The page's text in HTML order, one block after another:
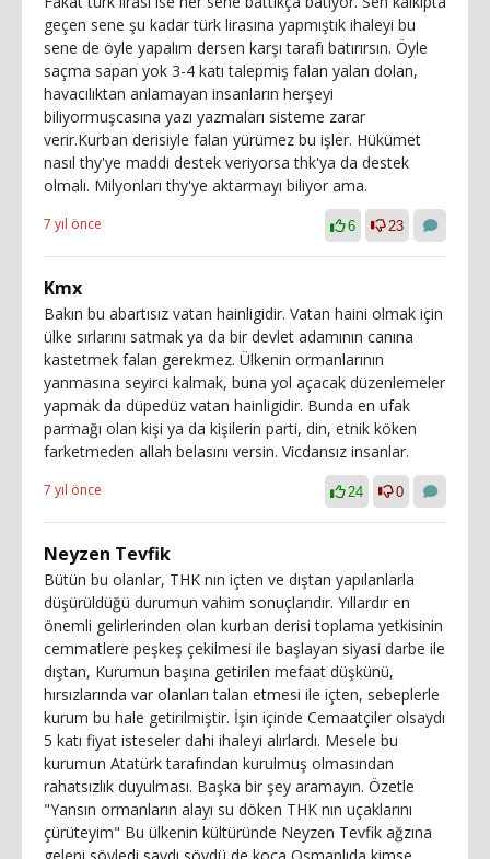
geçen sene şu kadar türk lirasına yapmıştık ihaleyi bu
sene de öyle yapalım dersen karşı tarafı batırırsın. Öyle
saçma sapan yok 3-4 katı talepmiş falan yalan dolan,
havacılıktan anlamayan insanların herşeyi
biliyormuşcasına yazı yazmaları sisteme zarar
verir.Kurban derisiyle falan yürümez bu işler. Hükümet
nasıl thy'ye maddi destek veriyorsa thk'ya da destek
olmalı. Milyonları thy'ye aktarmayı biliyor ama.
7 yıl önce 6 23
Kmx
Bakın bu abartısız vatan hainligidir. Vatan haini olmak için
ülke sırlarını satmak ya da bir devlet adamının canına
kastetmek falan gerekmez. Ülkenin ormanlarının
yanmasına seyirci kalmak, buna yol açacak düzenlemeler
yapmak da düpedüz vatan hainligidir. Bunda en ufak
parmağı olan kişi ya da kişilerin parti, din, etnik köken
farketmeden allah belasını versin. Vicdansız insanlar.
7 yıl önce 24 0
Neyzen Tevfik
Bütün bu olanlar, THK nın içten ve dıştan yapılanlarla
düşürüldüğü durumun vahim sonuçlarıdır. Yıllardır en
önemli gelirlerinden olan kurban derisi toplama yetkisinin
cemmatlere peşkeş çekilmesi ile başlayan siyasi darbe ile
dıştan, Kurumun başına getirilen mefaat düşkünü,
hırsızlarında var olanları talan etmesi ile içten, sebeplerle
kurum bu hale getirilmiştir. İşin içinde Cemaatçiler olsaydı
5 katı fiyat isteseler dahi ihaleyi alırlardı. Mesele bu
kurumun Atatürk tarafından kurulmuş olmasından
rahatsızlık duyulması. Başka bir şey aramayın. Özetle
"Yansın ormanların alayı su döken THK nın uçaklarını
çürüteyim" Bu ülkenin kültüründe Neyzen Tevfik ağzına
geleni söyledi saydı sövdü de koca Osmanlıda kimse